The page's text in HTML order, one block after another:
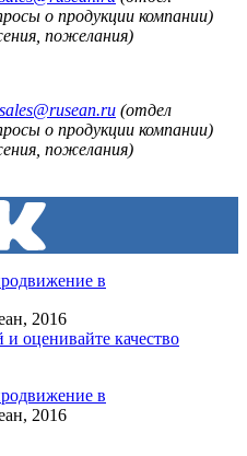
о продукции компании)
пожелания)
sales@rusean.ru (отдел
о продукции компании)
пожелания)
в
2016
в
2016